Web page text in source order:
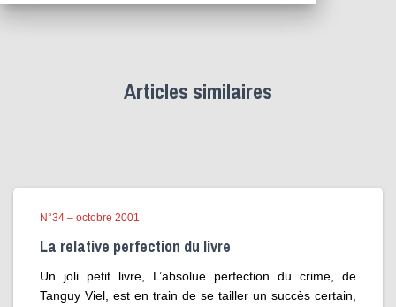
Articles similaires
N°34 – octobre 2001
La relative perfection du livre
Un joli petit livre, L’absolue perfection du crime, de
Tanguy Viel, est en train de se tailler un succès certain,